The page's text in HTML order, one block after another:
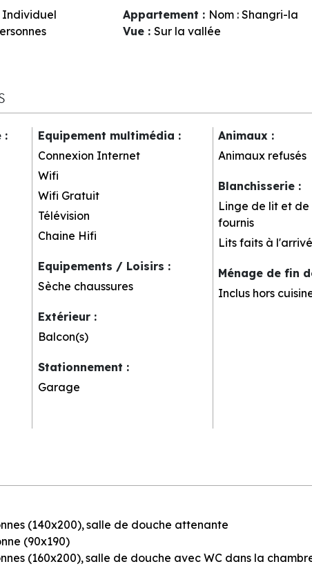
Individuel Appartement : Nom : Shangri-la
Vue : Sur la vallée
:
Equipement multimédia :
Connexion Internet
Wifi
Wifi Gratuit
Télévision
Chaine Hifi
Equipements / Loisirs :
Sèche chaussures
Extérieur :
Balcon(s)
Stationnement :
Garage
Animaux :
Animaux refusés
Blanchisserie :
Linge de lit et
fournis
Lits faits à
Ménage de fin
Inclus hors
(140x200) salle de douche attenante
(90x190)
(160x200) salle de douche avec WC dans la